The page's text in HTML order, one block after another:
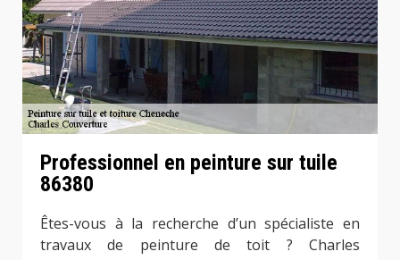
Professionnel en peinture sur tuile
86380
Êtes-vous à la recherche d’un spécialiste en
travaux de peinture de toit ? Charles